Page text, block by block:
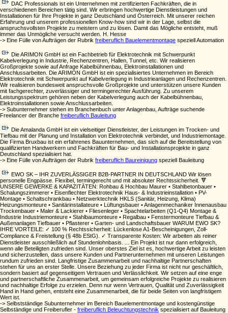
DAC Professionals ist ein Unternehmen mit zertifizierten Fachkräften, die in
verschiedenen Bereichen tätig sind. Wir erbringen hochwertige Dienstleistungen und
Installationen für Ihre Projekte in ganz Deutschland und Österreich. Mit unserer reichen
Erfahrung und unserem professionellen Know-how sind wir in der Lage, selbst die
anspruchsvollsten Projekte zu meistern und zu lösen. Damit das Mögliche entsteht, muß
immer das Unmögliche versucht werden. H. Hesse
-> Eine Fülle von Aufträgen der Rubrik freiberuflich Bauelementmontage speziell Automation
Die ARIMON GmbH ist ein Fachbetrieb für Elektrotechnik mit Schwerpunkt
Kabelverlegung in Industrie, Rechenzentren, Hallen, Tunnel, etc. Wir realisieren
Großprojekte sowie auf Anfrage Kabelbühnenbau, Elektroinstallationen und
Anschlussarbeiten. Die ARIMON GmbH ist ein spezialisiertes Unternehmen im Bereich
Elektrotechnik mit Schwerpunkt auf Kabelverlegung in Industrieanlagen und Rechenzentren.
Wir realisieren bundesweit anspruchsvolle Großprojekte und unterstützen unsere Kunden
mit fachgerechter, zuverlässiger und termingerechter Ausführung. Zu unserem
Leistungsspektrum gehören neben der Kabelverlegung auch der Kabelbühnenbau,
Elektroinstallationen sowie Anschlussarbeiten.
-> Subunternehmer stehen im Branchenbuch unter Anlagenbau, Aufträge suchende
Freelancer der Branche freiberuflich Bauleitung
Die Amalanda GmbH ist ein vielseitiger Dienstleister, der Leistungen im Trocken- und
Tiefbau mit der Planung und Installation von Elektrotechnik verbindet, und Industriemontage.
Die Firma Bruxbau ist ein erfahrenes Bauunternehmen, das sich auf die Bereitstellung von
qualifizierten Handwerkern und Fachkräften für Bau- und Installationsprojekte in ganz
Deutschland spezialisiert hat.
-> Eine Fülle von Aufträgen der Rubrik freiberuflich Baureinigung speziell Bauleitung
EWO SK – IHR ZUVERLÄSSIGER B2B-PARTNER IN DEUTSCHLAND Wir lösen
personelle Engpässe. Flexibel, termingerecht und mit absoluter Rechtssicherheit. 🔻
UNSERE GEWERKE & KAPAZITÄTEN: Rohbau & Hochbau Maurer • Stahlbetonbauer •
Schalungszimmerer • Eisenflechter Elektrotechnik Haus- & Industrieinstallation • PV-
Montage • Schaltschrankbau • Netzwerktechnik HKLS (Sanitär, Heizung, Klima)
Heizungsmonteure • Sanitärinstallateure • Lüftungsbauer • Anlagenmechaniker Innenausbau
Trockenbauer • Maler & Lackierer • Fliesenleger • Spachtelarbeiten (Q1-Q4) Montage &
Industrie Industriemonteure • Stahlbaumonteure • Regalbau • Fenstermonteure Tiefbau &
Außenanlagen Tiefbauer • Pflasterer • Garten- und Landschaftsbauer WARUM EWO SK?
IHRE VORTEILE: ✓ 100 % Rechtssicherheit: Lückenlose A1-Bescheinigungen, Zoll-
Compliance & Freistellung (§ 48b EStG). ✓ Transparente Kosten: Wir arbeiten als reiner
Dienstleister ausschließlich auf Stundenlohnbasis. ... Ein Projekt ist nur dann erfolgreich,
wenn alle Beteiligten zufrieden sind. Unser oberstes Ziel ist es, hochwertige Arbeit zu leisten
und sicherzustellen, dass unsere Kunden und Partnerunternehmen mit unseren Leistungen
rundum zufrieden sind. Langfristige Zusammenarbeit und nachhaltige Partnerschaften
stehen für uns an erster Stelle. Unsere Beziehung zu jeder Firma ist nicht nur geschäftlich,
sondern basiert auf gegenseitigem Vertrauen und Verlässlichkeit. Wir setzen auf eine enge
und partnerschaftliche Zusammenarbeit, um gemeinsam erfolgreiche Projekte zu realisieren
und nachhaltige Erfolge zu erzielen. Denn nur wenn Vertrauen, Qualität und Zuverlässigkeit
Hand in Hand gehen, entsteht eine Zusammenarbeit, die für beide Seiten von langfristigem
Wert ist.
-> Selbstständige Subunternehmer im Bereich Bauelementmontage und kostengünstige
Selbständige und Freiberufler - freiberuflich Beleuchtungstechnik spezialisiert auf Bauleitung